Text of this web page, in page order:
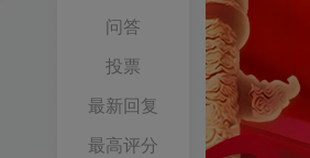
问答
投票
最新回复
最高评分